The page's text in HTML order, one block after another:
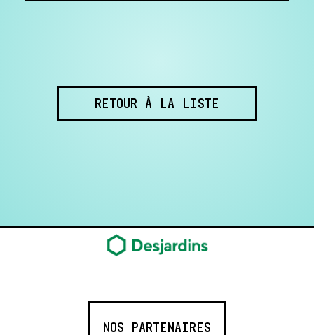
RETOUR À LA LISTE
NOS PARTENAIRES